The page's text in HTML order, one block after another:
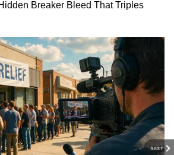
NEXT